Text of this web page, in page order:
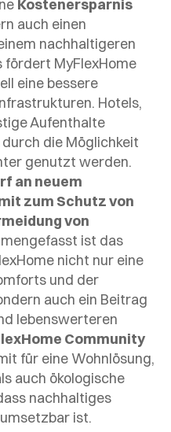
Kostenersparnis
auch einen
nachhaltigeren
fördert MyFlexHome
eine bessere
Hotels,
Aufenthalte
die Möglichkeit
genutzt werden.
an neuem
zum Schutz von
von
ist das
nicht nur eine
und der
auch ein Beitrag
lebenswerteren
Community
für eine Wohnlösung,
auch ökologische
nachhaltiges
ist.